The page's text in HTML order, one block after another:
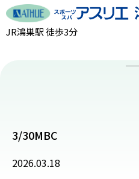
JR鴻巣駅 徒歩3分
3/30MBC
2026.03.18